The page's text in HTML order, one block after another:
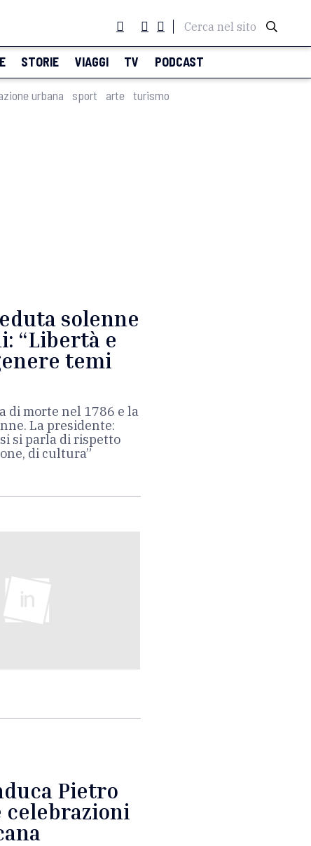
Cerca nel sito
STORIE VIAGGI TV PODCAST
urbana sport arte turismo
solenne
“Libertà e
temi
di morte nel 1786 e la
La presidente:
si parla di rispetto
di cultura”
Pietro
celebrazioni